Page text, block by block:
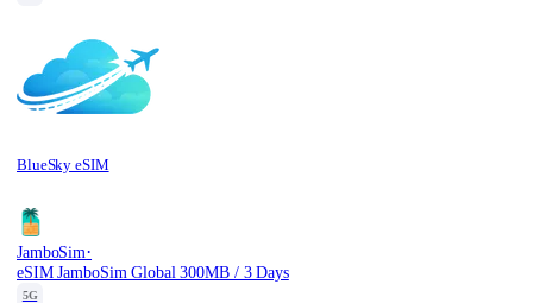
BlueSky eSIM
JamboSim·
eSIM JamboSim Global 300MB / 3 Days
5G